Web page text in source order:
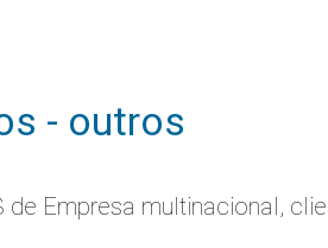
- outros
de Empresa multinacional,